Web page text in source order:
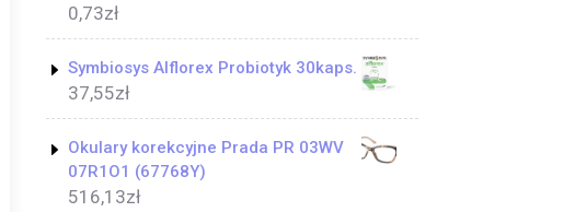
0,73zł
Symbiosys Alflorex Probiotyk 30kaps.
37,55zł
Okulary korekcyjne Prada PR 03WV
07R1O1 (67768Y)
516,13zł